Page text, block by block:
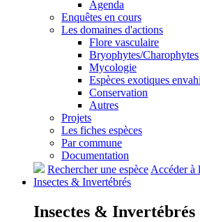
Agenda
Enquêtes en cours
Les domaines d'actions
Flore vasculaire
Bryophytes/Charophytes
Mycologie
Espèces exotiques
Conservation
Autres
Projets
Les fiches espèces
Par commune
Documentation
Rechercher une espèceAccéder à
Insectes & Invertébrés
Insectes & Invertébrés